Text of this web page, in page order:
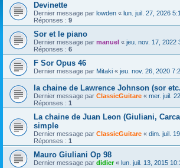
Devinette
Dernier message par lowden « lun. juil. 27, 2026
Réponses : 9
Sor et le piano
Dernier message par manuel « jeu. nov. 17, 2022
Réponses : 6
F Sor Opus 46
Dernier message par Mitaki « jeu. nov. 26, 2020
la chaine de Lawrence Johnson (sor
Dernier message par ClassicGuitare « mer. juil.
Réponses : 1
La chaine de Juan Leon (Giuliani,
simple
Dernier message par ClassicGuitare « dim. juil.
Réponses : 1
Mauro Giuliani Op 98
Dernier message par didier« lun. juil. 13, 2015